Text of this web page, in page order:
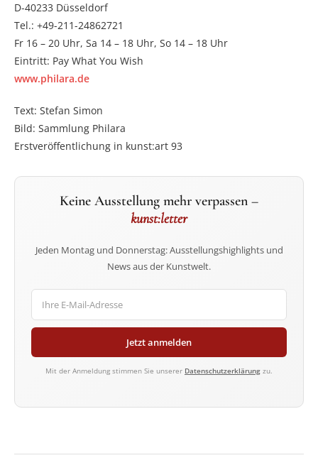
D-40233 Düsseldorf
Tel.: +49-211-24862721
Fr 16 – 20 Uhr, Sa 14 – 18 Uhr, So 14 – 18 Uhr
Eintritt: Pay What You Wish
www.philara.de
Text: Stefan Simon
Bild: Sammlung Philara
Erstveröffentlichung in kunst:art 93
Keine Ausstellung mehr verpassen –
kunst:letter
Jeden Montag und Donnerstag: Ausstellungshighlights und
News aus der Kunstwelt.
Jetzt anmelden
Mit der Anmeldung stimmen Sie unserer Datenschutzerklärung zu.